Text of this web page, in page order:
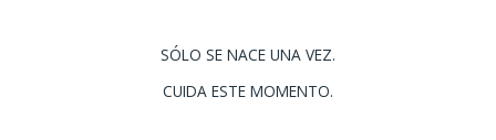
SÓLO SE NACE UNA VEZ.
CUIDA ESTE MOMENTO.